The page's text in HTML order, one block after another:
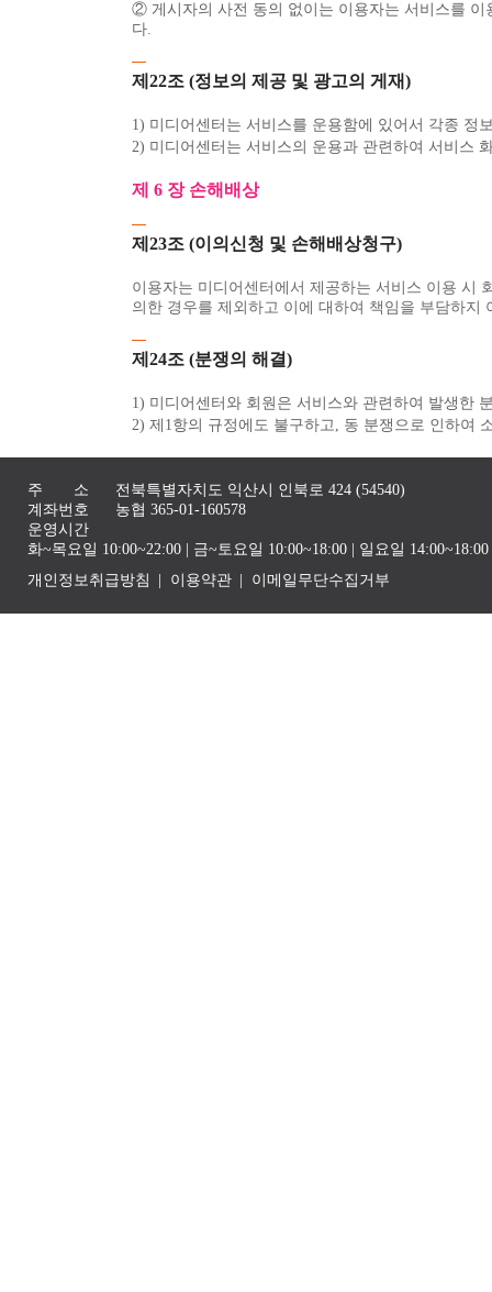
② 게시자의 사전 동의 없이는 이용자는 서비스를 이
다.
제22조 (정보의 제공 및 광고의 게재)
1) 미디어센터는 서비스를 운용함에 있어서 각종 정
2) 미디어센터는 서비스의 운용과 관련하여 서비스
제 6 장 손해배상
제23조 (이의신청 및 손해배상청구)
이용자는 미디어센터에서 제공하는 서비스 이용 시
의한 경우를 제외하고 이에 대하여 책임을 부담하지
제24조 (분쟁의 해결)
1) 미디어센터와 회원은 서비스와 관련하여 발생한
2) 제1항의 규정에도 불구하고, 동 분쟁으로 인하여
주 소
전북특별자치도 익산시 인북로 424 (54540)
계좌번호
농협 365-01-160578
운영시간
화~목요일 10:00~22:00 | 금~토요일 10:00~18:00 | 일요일
개인정보취급방침
이용약관 이메일무단수집거부